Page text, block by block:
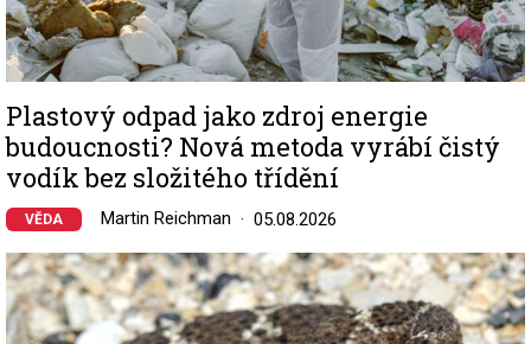
Plastový odpad jako zdroj energie
budoucnosti? Nová metoda vyrábí čistý
vodík bez složitého třídění
VĚDA Martin Reichman 05.08.2026
Image